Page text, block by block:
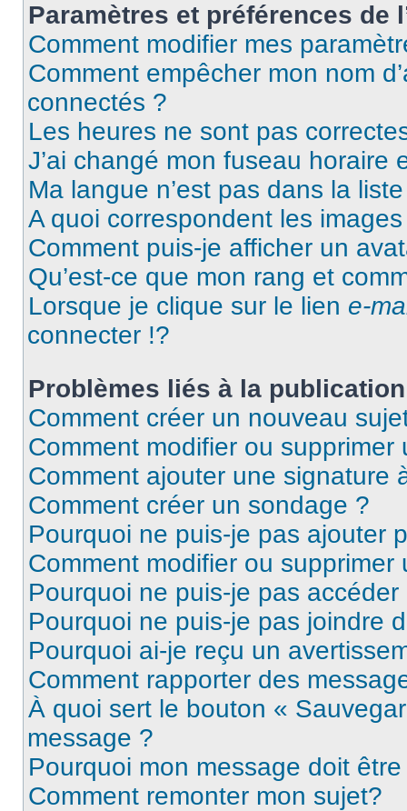
Paramètres et préférences de
Comment modifier mes
Comment empêcher mon nom
connectés ?
Les heures ne sont pas
J’ai changé mon fuseau horaire
Ma langue n’est pas dans la
A quoi correspondent les
Comment puis-je afficher un
Qu’est-ce que mon rang et
Lorsque je clique sur le lien e-
connecter !?
Problèmes liés à la
Comment créer un nouveau
Comment modifier ou supprimer
Comment ajouter une signature
Comment créer un sondage ?
Pourquoi ne puis-je pas ajouter
Comment modifier ou supprimer
Pourquoi ne puis-je pas
Pourquoi ne puis-je pas joindre
Pourquoi ai-je reçu un
Comment rapporter des
À quoi sert le bouton «
message ?
Pourquoi mon message doit
Comment remonter mon sujet?